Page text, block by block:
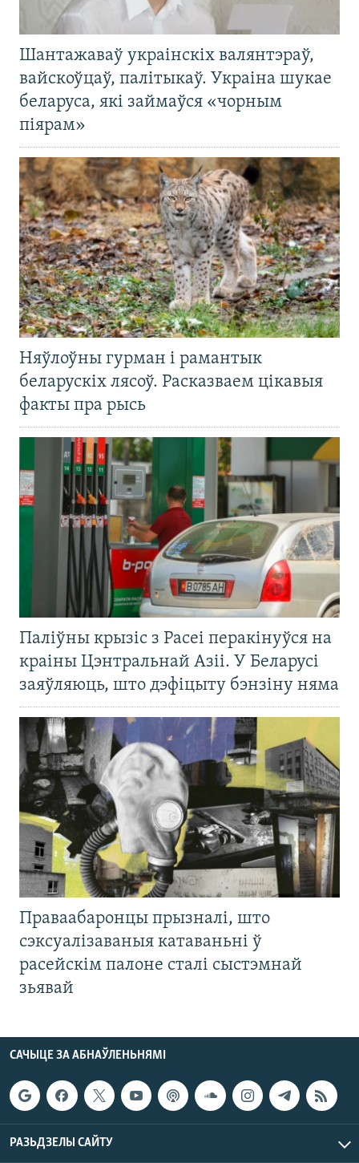
Шантажаваў украінскіх валянтэраў,
вайскоўцаў, палітыкаў. Украіна шукае
беларуса, які займаўся «чорным
піярам»
Няўлоўны гурман і рамантык
беларускіх лясоў. Расказваем цікавыя
факты пра рысь
Паліўны крызіс з Расеі перакінуўся на
краіны Цэнтральнай Азіі. У Беларусі
заяўляюць, што дэфіцыту бэнзіну няма
Праваабаронцы прызналі, што
сэксуалізаваныя катаваньні ў
расейскім палоне сталі сыстэмнай
зьявай
САЧЫЦЕ ЗА АБНАЎЛЕНЬНЯМІ
РАЗЬДЗЕЛЫ САЙТУ